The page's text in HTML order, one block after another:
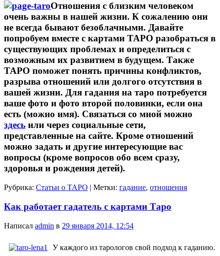
Отношения с близким человеком
очень важны в нашей жизни. К сожалению они
не всегда бывают безоблачными. Давайте
попробуем вместе с картами ТАРО разобраться в
существующих проблемах и определиться с
возможным их развитием в будущем. Также
ТАРО поможет понять причины конфликтов,
разрыва отношений или долгого отсутствия в
вашей жизни. Для гадания на таро потребуется
ваше фото и фото второй половинки, если она
есть (можно имя). Связаться со мной можно
здесь или через социальные сети,
представленные на сайте. Кроме отношений
можно задать и другие интересующие вас
вопросы (кроме вопросов обо всем сразу,
здоровья и рождения детей).
Рубрика: Статьи о ТАРО | Метки: гадание, отношения
Как работает гадатель с картами Таро
Написал admin в 29 января 2014, 12:54
У каждого из тарологов свой подход к гаданию.